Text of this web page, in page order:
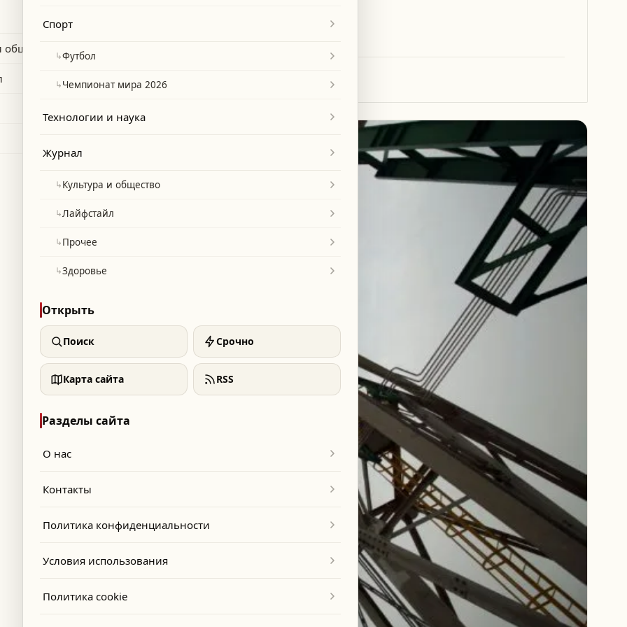
с Ираном и отмене временного
Спорт
↳Футбол
↳Чемпионат мира 2026
Технологии и наука
Журнал
↳Культура и общество
↳Лайфстайл
↳Прочее
↳Здоровье
Открыть
Поиск Срочно
Карта сайта RSS
Разделы сайта
О нас
Контакты
Политика конфиденциальности
Условия использования
Политика cookie